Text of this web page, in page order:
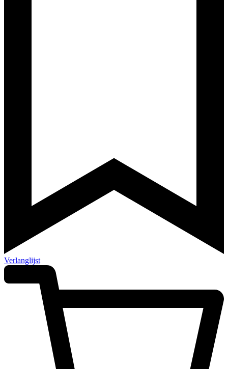
Verlanglijst